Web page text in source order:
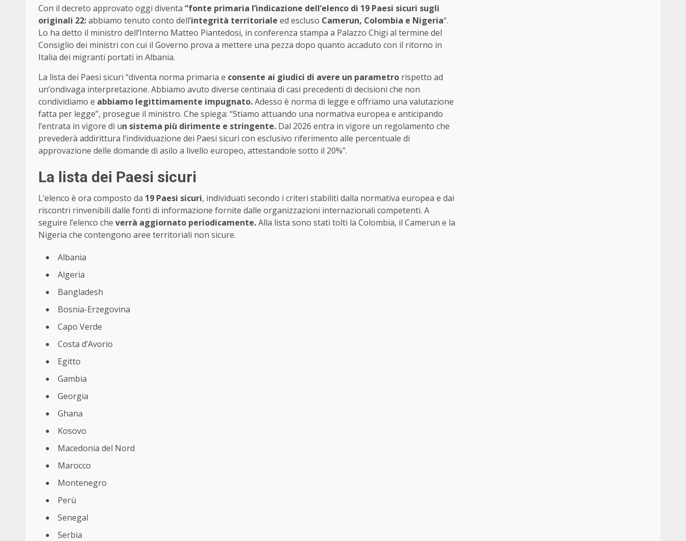
Con il decreto approvato oggi diventa “fonte primaria l’indicazione dell’elenco di 19 Paesi sicuri sugli
originali 22:abbiamo tenuto conto dell’integrità territoriale ed escluso Camerun, Colombia e Nigeria“.
Lo ha detto il ministro dell’Interno Matteo Piantedosi, in conferenza stampa a Palazzo Chigi al termine del
Consiglio dei ministri con cui il Governo prova a mettere una pezza dopo quanto accaduto con il ritorno in
Italia dei migranti portati in Albania.
La lista dei Paesi sicuri “diventa norma primaria e consente ai giudici di avere un parametro rispetto ad
un’ondivaga interpretazione. Abbiamo avuto diverse centinaia di casi precedenti di decisioni che non
condividiamo e abbiamo legittimamente impugnato.Adesso è norma di legge e offriamo una valutazione
fatta per legge”, prosegue il ministro. Che spiega: “Stiamo attuando una normativa europea e anticipando
l’entrata in vigore di un sistema più dirimente e stringente. Dal 2026 entra in vigore un regolamento che
prevederà addirittura l’individuazione dei Paesi sicuri con esclusivo riferimento alle percentuale di
approvazione delle domande di asilo a livello europeo, attestandole sotto il 20%”.
La lista dei Paesi sicuri
L’elenco è ora composto da 19 Paesi sicuri, individuati secondo i criteri stabiliti dalla normativa europea e dai
riscontri rinvenibili dalle fonti di informazione fornite dalle organizzazioni internazionali competenti. A
seguire l’elenco che verrà aggiornato periodicamente.Alla lista sono stati tolti la Colombia, il Camerun e la
Nigeria che contengono aree territoriali non sicure.
Albania
Algeria
Bangladesh
Bosnia-Erzegovina
Capo Verde
Costa d’Avorio
Egitto
Gambia
Georgia
Ghana
Kosovo
Macedonia del Nord
Marocco
Montenegro
Perù
Senegal
Serbia